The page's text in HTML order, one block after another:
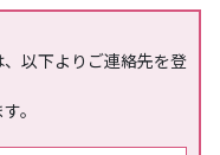
以下よりご連絡先を登
。